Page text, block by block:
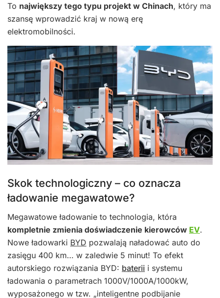
To największy tego typu projekt w Chinach, który ma
szansę wprowadzić kraj w nową erę
elektromobilności.
Skok technologiczny – co oznacza
ładowanie megawatowe?
Megawatowe ładowanie to technologia, która
kompletnie zmienia doświadczenie kierowców EV.
Nowe ładowarki BYD pozwalają naładować auto do
zasięgu 400 km… w zaledwie 5 minut! To efekt
autorskiego rozwiązania BYD: baterii i systemu
ładowania o parametrach 1000V/1000A/1000kW,
wyposażonego w tzw. „inteligentne podbijanie